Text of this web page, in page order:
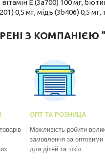
Е (3а700) 100 мг,
0,5 мг, мідь (3b406) 0,5
З КОМПАНІЄЮ
ОПТ ТА РОЗНИЦА
Можливість робити
замовлення за оптовими
для дітей та шкіл.